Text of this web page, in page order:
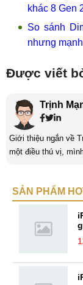
khác 8 Gen
So sánh
nhưng
Được viết
Trịnh
Giới thiệu ngắn về Trịnh Mạnh
một điều thú vị,
hiểu biết mới mẻ
SẢN PHẨM